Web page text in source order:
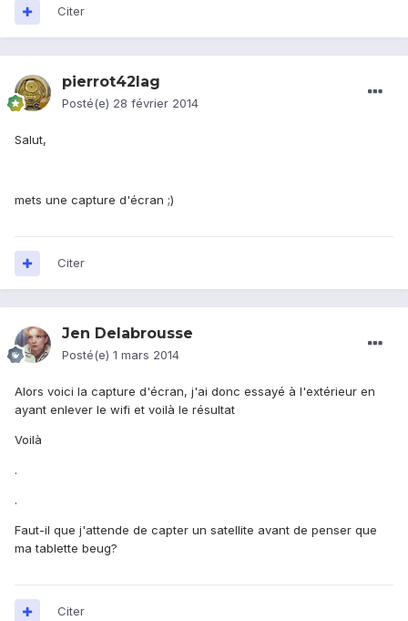
Citer
pierrot42lag
Posté(e) 28 février 2014
Salut,
mets une capture d'écran ;)
Citer
Jen Delabrousse
Posté(e) 1 mars 2014
Alors voici la capture d'écran, j'ai donc essayé à l'extérieur en
ayant enlever le wifi et voilà le résultat
Voilà
.
.
Faut-il que j'attende de capter un satellite avant de penser que
ma tablette beug?
Citer